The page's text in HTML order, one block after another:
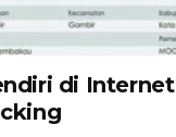
di Internet